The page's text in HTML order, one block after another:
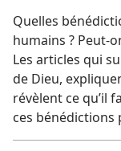
Quelles
humains ? Peut-​
Les articles qui
de Dieu,
révèlent ce qu’il
ces bénédictions